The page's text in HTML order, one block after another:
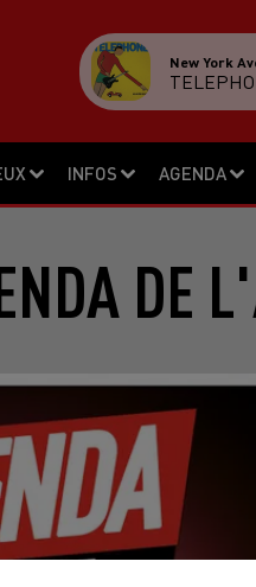
INFOS AGENDA
New York
DE